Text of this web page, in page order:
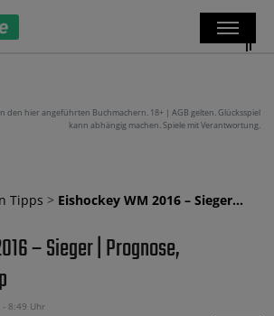
den hier angeführten Buchmachern. 18+ | AGB gelten. Glücksspiel
kann abhängig machen. Spiele mit Verantwortung.
Tipps > Eishockey WM 2016 – Sieger…
– Sieger | Prognose,
8:49 Uhr